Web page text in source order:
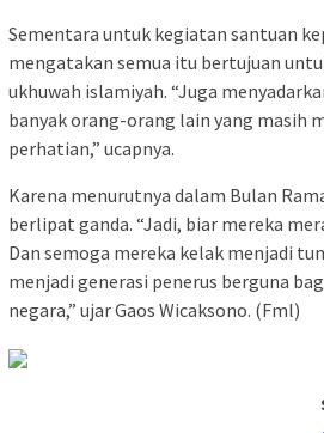
Sementara untuk kegiatan santuan
mengatakan semua itu bertujuan
ukhuwah islamiyah. “Juga
banyak orang-orang lain yang masih
perhatian,” ucapnya.
Karena menurutnya dalam Bulan
berlipat ganda. “Jadi, biar mereka
Dan semoga mereka kelak menjadi
menjadi generasi penerus berguna
negara,” ujar Gaos Wicaksono. (Fml)